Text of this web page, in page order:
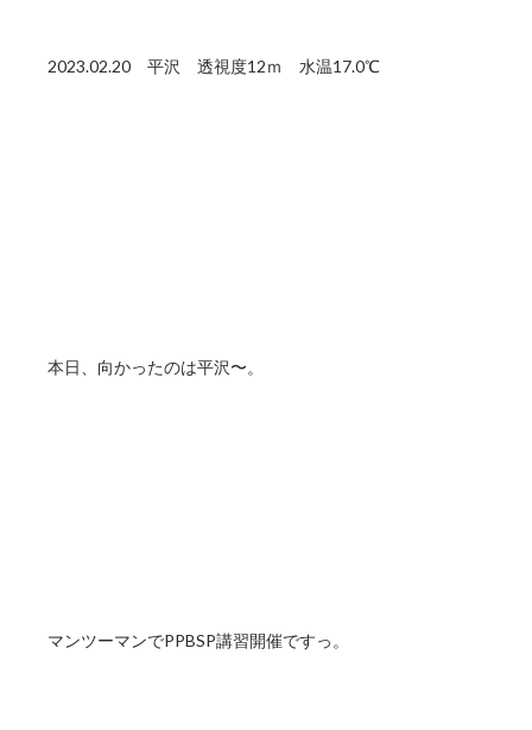
2023.02.20 平沢 透視度12ｍ 水温17.0℃
本日、向かったのは平沢〜。
マンツーマンでPPBSP講習開催ですっ。